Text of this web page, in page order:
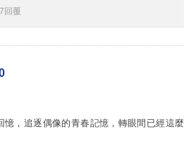
回覆
憶，追逐偶像的青春記憶，轉眼間已經這麼